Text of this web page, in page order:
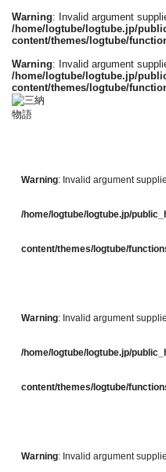
Warning: Invalid argument
/home/logtube/logtube.jp/
content/themes/logtube/
Warning: Invalid argument
/home/logtube/logtube.jp/
content/themes/logtube/
Warning: Invalid argument
/home/logtube/logtube.jp/
content/themes/logtube/
Warning: Invalid argument
/home/logtube/logtube.jp/
content/themes/logtube/
Warning: Invalid argument